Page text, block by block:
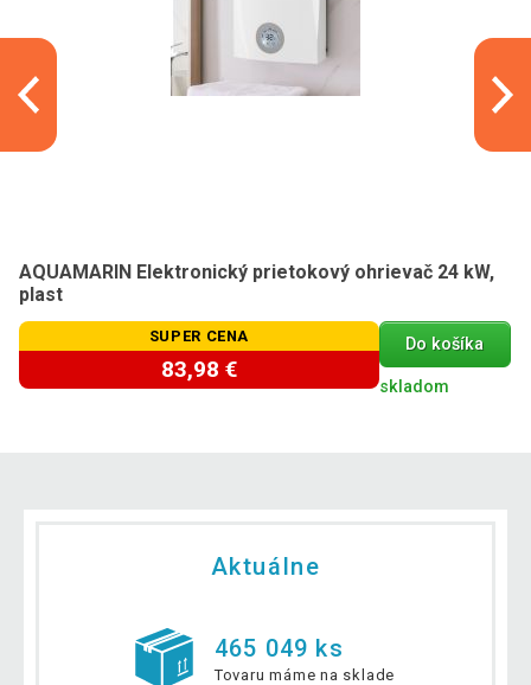
AQUAMARIN Elektronický prietokový ohrievač 24 kW,
plast
SUPER CENA
83,98 €
Do košíka
skladom
Aktuálne
465 049 ks
Tovaru máme na sklade